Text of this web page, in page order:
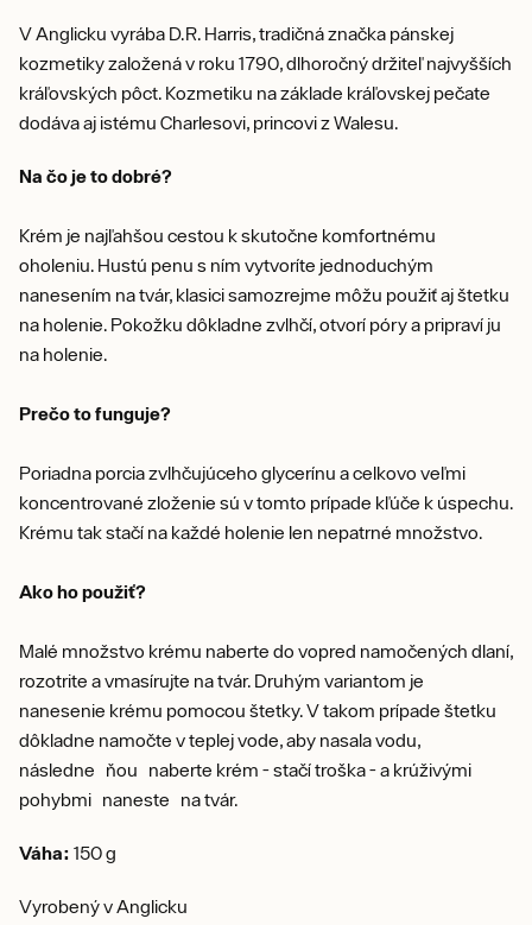
V Anglicku vyrába D.R. Harris, tradičná značka pánskej
kozmetiky založená v roku 1790, dlhoročný držiteľ najvyšších
kráľovských pôct. Kozmetiku na základe kráľovskej pečate
dodáva aj istému Charlesovi, princovi z Walesu.
Na čo je to dobré?
Krém je najľahšou cestou k skutočne komfortnému
oholeniu. Hustú penu s ním vytvoríte jednoduchým
nanesením na tvár, klasici samozrejme môžu použiť aj štetku
na holenie. Pokožku dôkladne zvlhčí, otvorí póry a pripraví ju
na holenie.
Prečo to funguje?
Poriadna porcia zvlhčujúceho glycerínu a celkovo veľmi
koncentrované zloženie sú v tomto prípade kľúče k úspechu.
Krému tak stačí na každé holenie len nepatrné množstvo.
Ako ho použiť?
Malé množstvo krému naberte do vopred namočených dlaní,
rozotrite a vmasírujte na tvár. Druhým variantom je
nanesenie krému pomocou štetky. V takom prípade štetku
dôkladne namočte v teplej vode, aby nasala vodu,
následne ňou naberte krém - stačí troška - a krúživými
pohybmi naneste na tvár.
Váha: 150 g
Vyrobený v Anglicku